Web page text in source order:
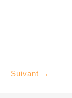
Suivant →